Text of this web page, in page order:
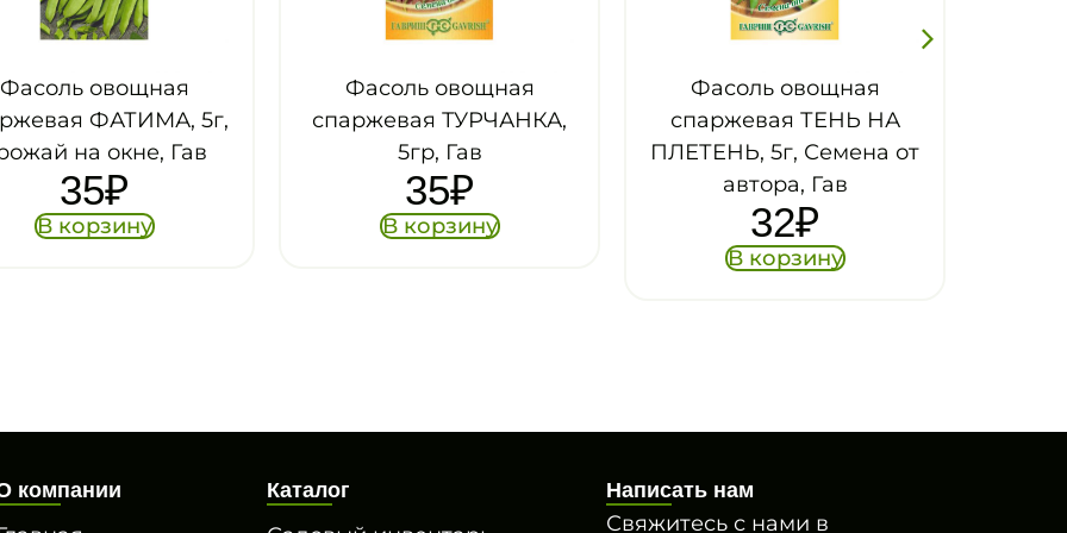
Фасоль овощная
ТУРЧАНКА,
5гр, Гав
35₽
В корзину
Фасоль овощная
спаржевая ТЕНЬ НА
ПЛЕТЕНЬ, 5г, Семена от
автора, Гав
32₽
Фасоль овощная
спаржевая ТАТЬЯНА,
5г, Гав
32₽
В корзину
компании Каталог Написать нам
Свяжитесь с нами в